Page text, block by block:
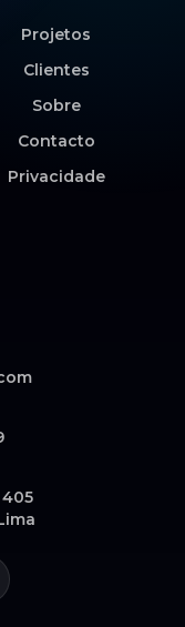
Projetos
Clientes
Sobre
Contacto
Privacidade
405